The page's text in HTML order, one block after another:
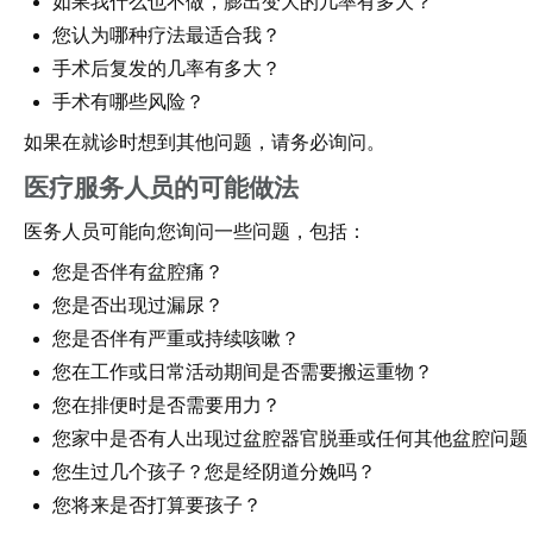
您认为哪种疗法最适合我？
手术后复发的几率有多大？
手术有哪些风险？
如果在就诊时想到其他问题，请务必询问。
医疗服务人员的可能做法
医务人员可能向您询问一些问题，包括：
您是否伴有盆腔痛？
您是否出现过漏尿？
您是否伴有严重或持续咳嗽？
您在工作或日常活动期间是否需要搬运重物？
您在排便时是否需要用力？
您家中是否有人出现过盆腔器官脱垂或任何其他盆腔问题
您生过几个孩子？您是经阴道分娩吗？
您将来是否打算要孩子？